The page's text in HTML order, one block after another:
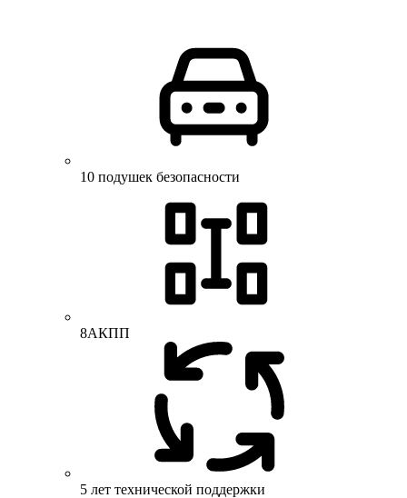
10 подушек безопасности
8АКПП
5 лет технической поддержки